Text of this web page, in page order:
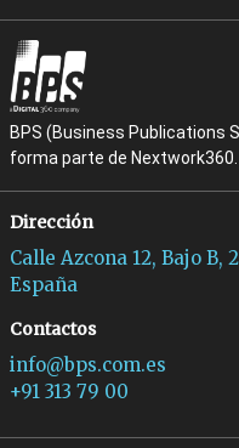
BPS (Business Publications
forma parte de Nextwork360.
Dirección
Calle Azcona 12, Bajo B,
España
Contactos
info@bps.com.es
+91 313 79 00